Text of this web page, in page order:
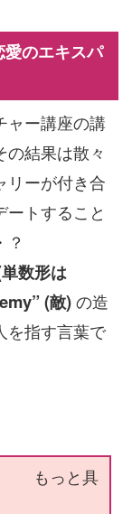
のエキスパ
ャー講座の講
結果は散々
リーが付き合
トすること
数形は
(敵)の造
を指す言葉で
もっと具